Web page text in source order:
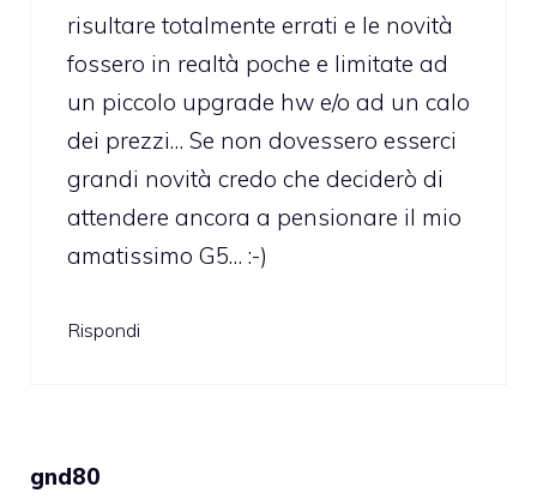
risultare totalmente errati e le novità
fossero in realtà poche e limitate ad
un piccolo upgrade hw e/o ad un calo
dei prezzi… Se non dovessero esserci
grandi novità credo che deciderò di
attendere ancora a pensionare il mio
amatissimo G5… :-)
Rispondi
gnd80